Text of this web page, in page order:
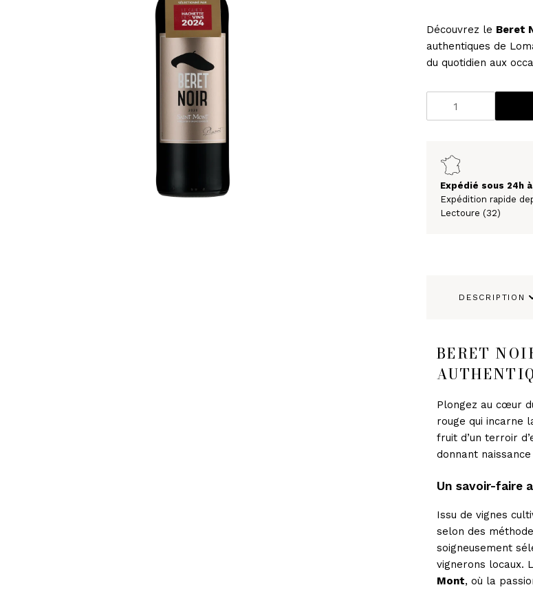
PRUNEAUX
THÉS ET
LA CAVE
VINS ROSÉS
VINS ROUGES
Découvrez le Beret
authentiques de
du quotidien aux
AOC
Saint-
Mont
75cl
Expédié sous 24h
Expédition rapide
Lectoure (32)
DESCRIPTION
BERET
Plongez au cœur
rouge qui incarne
fruit d’un terroir
donnant
Un savoir-faire
Issu de vignes
selon des
soigneusement
vignerons locaux.
Mont, où la